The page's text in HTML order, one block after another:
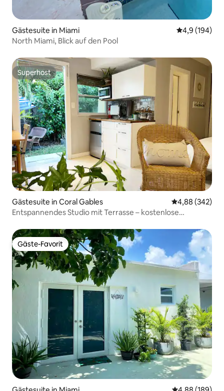
Gästesuite in Miami
4,9 (194)
North Miami, Blick auf den Pool
Superhost
Superhost
Gästesuite in Coral Gables
4,88 (342)
Entspannendes Studio mit Terrasse – kostenlose
Gäste-Favorit
Gäste-Favorit